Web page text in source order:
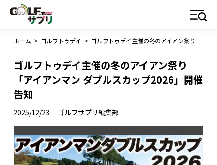
ホーム > ゴルフトゥデイ > ゴルフトゥデイ主催の冬のアイアン祭り「アイアンマン ダブルスカップ2026」開催告知
ゴルフトゥデイ主催の冬のアイアン祭り
「アイアンマン ダブルスカップ2026」開催
告知
2025/12/23 ゴルフサプリ編集部